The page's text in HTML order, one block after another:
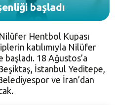
başladı
Hentbol Kupası
katılımıyla Nilüfer
18 Ağustos’a
İstanbul Yeditepe,
ve İran’dan